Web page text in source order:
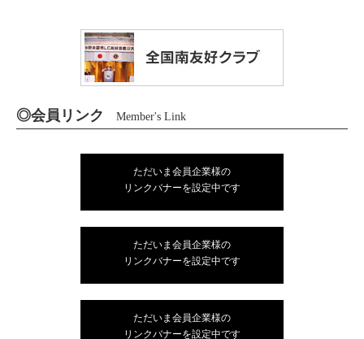
◎会員リンク Member's Link
ただいま会員企業様の
リンクバナーを設定中です
ただいま会員企業様の
リンクバナーを設定中です
ただいま会員企業様の
リンクバナーを設定中です